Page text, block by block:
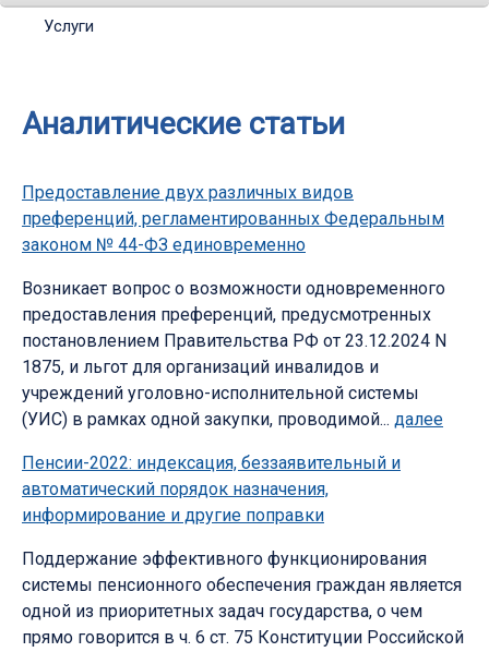
Услуги
Аналитические статьи
Предоставление двух различных видов
преференций, регламентированных Федеральным
законом № 44-ФЗ единовременно
Возникает вопрос о возможности одновременного
предоставления преференций, предусмотренных
постановлением Правительства РФ от 23.12.2024 N
1875, и льгот для организаций инвалидов и
учреждений уголовно-исполнительной системы
(УИС) в рамках одной закупки, проводимой... далее
Пенсии-2022: индексация, беззаявительный и
автоматический порядок назначения,
информирование и другие поправки
Поддержание эффективного функционирования
системы пенсионного обеспечения граждан является
одной из приоритетных задач государства, о чем
прямо говорится в ч. 6 ст. 75 Конституции Российской